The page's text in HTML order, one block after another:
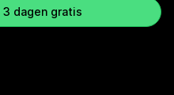
3 dagen gratis